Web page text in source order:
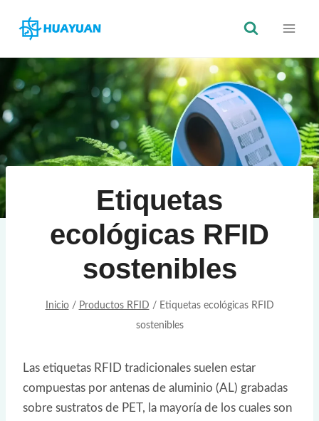
Etiquetas
ecológicas RFID
sostenibles
Inicio / Productos RFID / Etiquetas ecológicas RFID
sostenibles
Las etiquetas RFID tradicionales suelen estar
compuestas por antenas de aluminio (AL) grabadas
sobre sustratos de PET, la mayoría de los cuales son